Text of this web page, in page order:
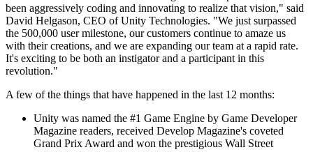
Monetización
Conecta a los jugadores con los juegos adecuados
Publicitar con Unity
Monetizar con Unity
Casos de uso
Crea y expande éxitos móviles con Unity
Juegos independientes
Lanza grandes juegos con equipos pequeños
Blog
Actualizaciones, información y consejos técnicos
Novedades
Licencia gratuita para fines educativos
Lleva el poder de Unity a tu institución
Certificaciones
Demuestra tu dominio de Unity
been aggressively coding and innovating to realize that vision," said
David Helgason, CEO of Unity Technologies. "We just surpassed
the 500,000 user milestone, our customers continue to amaze us
with their creations, and we are expanding our team at a rapid rate.
It's exciting to be both an instigator and a participant in this
revolution."
A few of the things that have happened in the last 12 months:
Unity was named the #1 Game Engine by Game Developer
Magazine readers, received Develop Magazine's coveted
Grand Prix Award and won the prestigious Wall Street